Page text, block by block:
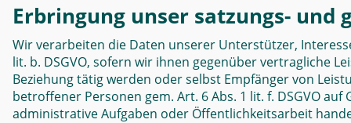
Erbringung unser satzungs- und
Wir verarbeiten die Daten unserer Unterstützer,
lit. b. DSGVO, sofern wir ihnen gegenüber vertragliche
Beziehung tätig werden oder selbst Empfänger von
betroffener Personen gem. Art. 6 Abs. 1 lit. f. DSGVO
administrative Aufgaben oder Öffentlichkeitsarbeit